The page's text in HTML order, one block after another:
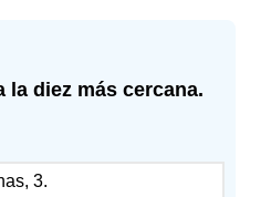
la diez más cercana.
3.